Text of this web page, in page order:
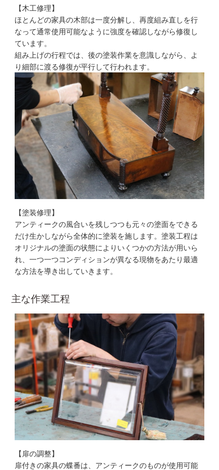
【木工修理】
ほとんどの家具の木部は一度分解し、再度組み直しを行
なって通常使用可能なように強度を確認しながら修復し
ています。
組み上げの行程では、後の塗装作業を意識しながら、よ
り細部に渡る修復が平行して行われます。
【塗装修理】
アンティークの風合いを残しつつも元々の塗面をできる
だけ生かしながら全体的に塗装を施します。塗装工程は
オリジナルの塗面の状態によりいくつかの方法が用いら
れ、一つ一つコンディションが異なる現物をあたり最適
な方法を導き出していきます。
主な作業工程
【扉の調整】
扉付きの家具の蝶番は、アンティークのものが使用可能